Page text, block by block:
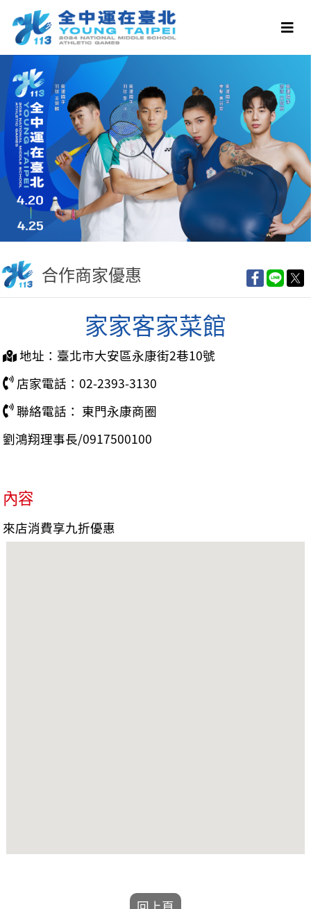
合作商家優惠
家家客家菜館
地址：臺北市大安區永康街2巷10號
店家電話：02-2393-3130
聯絡電話： 東門永康商圈
劉鴻翔理事長/0917500100
內容
來店消費享九折優惠